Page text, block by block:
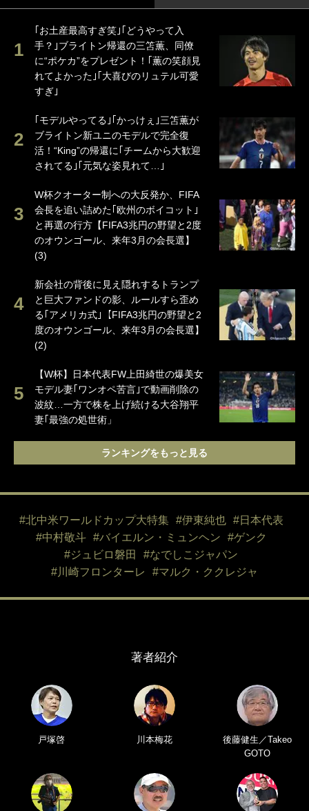
｢お土産最高すぎ笑｣｢どうやって入
手？｣ブライトン帰還の三笘薫、同僚
に“ポケカ”をプレゼント！｢薫の笑顔見
れてよかった｣｢大喜びのリュテル可愛
すぎ｣
｢モデルやってる｣｢かっけぇ｣三笘薫が
ブライトン新ユニのモデルで完全復
活！“King”の帰還に｢チームから大歓迎
されてる｣｢元気な姿見れて…｣
W杯クオーター制への大反発か、FIFA
会長を追い詰めた｢欧州のボイコット｣
と再選の行方【FIFA3兆円の野望と2度
のオウンゴール、来年3月の会長選】
(3)
新会社の背後に見え隠れするトランプ
と巨大ファンドの影、ルールすら歪め
る｢アメリカ式｣【FIFA3兆円の野望と2
度のオウンゴール、来年3月の会長選】
(2)
【W杯】日本代表FW上田綺世の爆美女
モデル妻｢ワンオペ苦言｣で動画削除の
波紋…一方で株を上げ続ける大谷翔平
妻｢最強の処世術」
ランキングをもっと見る
#北中米ワールドカップ大特集 #伊東純也
#日本代表
#中村敬斗
#バイエルン・ミュンヘン
#ゲンク
#ジュビロ磐田
#なでしこジャパン
#川崎フロンターレ
#マルク・ククレジャ
著者紹介
戸塚啓 川本梅花
後藤健生／Takeo
GOTO